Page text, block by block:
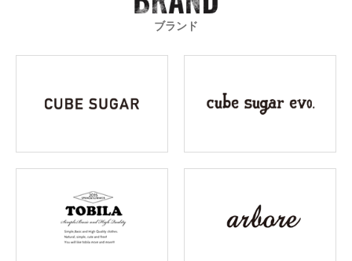
ブランド